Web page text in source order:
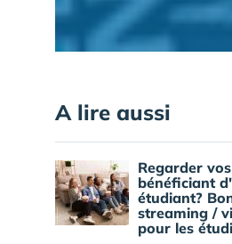
A lire aussi
Regarder
bénéficiant
étudiant?
streaming /
pour les